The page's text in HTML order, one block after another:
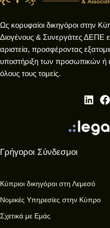
Ως κορυφαίοι δικηγόροι στην
Διογένους & Συνεργάτες ΔΕΠΕ
αριστεία, προσφέροντας
υποστήριξη των προσωπικών ή
όλους τους τομείς.
Γρήγοροι Σύνδεσμοι
Κύπριοι δικηγόροι στη Λεμεσό
Νομικές Υπηρεσίες στην Κύπρο
Σχετικά με Εμάς